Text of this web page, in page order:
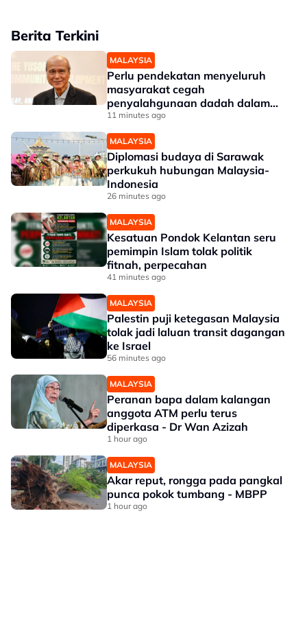
Berita Terkini
MALAYSIA
Perlu pendekatan menyeluruh
masyarakat cegah
penyalahgunaan dadah dalam
kalangan kanak-kanak - Lee Lam
Thye
11 minutes ago
MALAYSIA
Diplomasi budaya di Sarawak
perkukuh hubungan Malaysia-
Indonesia
26 minutes ago
MALAYSIA
Kesatuan Pondok Kelantan seru
pemimpin Islam tolak politik
fitnah, perpecahan
41 minutes ago
MALAYSIA
Palestin puji ketegasan Malaysia
tolak jadi laluan transit dagangan
ke Israel
56 minutes ago
MALAYSIA
Peranan bapa dalam kalangan
anggota ATM perlu terus
diperkasa - Dr Wan Azizah
1 hour ago
MALAYSIA
Akar reput, rongga pada pangkal
punca pokok tumbang - MBPP
1 hour ago